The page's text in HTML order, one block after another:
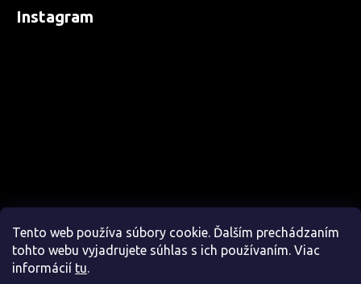
Tento web používa súbory cookie. Ďalším prechádzaním
tohto webu vyjadrujete súhlas s ich používaním. Viac
informácií tu.
Instagram